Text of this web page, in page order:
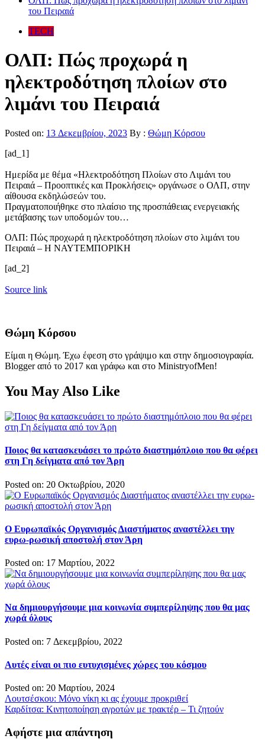
του Πειραιά
TECH
ΟΛΠ: Πώς προχωρά η
ηλεκτροδότηση πλοίων στο
λιμάνι του Πειραιά
Posted on: 13 Δεκεμβρίου, 2023 By : Θώμη Κόρσου
[ad_1]
Ημερίδα με θέμα «Ηλεκτροδότηση Πλοίων στο Λιμάνι του
Πειραιά – Προοπτικές και Προκλήσεις» οργάνωσε ο ΟΛΠ, στην
αίθουσα εκδηλώσεών του.
Πραγματοποιήθηκε στο πλαίσιο της προσπάθειας ενεργειακής
μετάβασης των υποδομών του…
ΟΛΠ: Πώς προχωρά η ηλεκτροδότηση πλοίων στο λιμάνι του
Πειραιά – Η ΝΑΥΤΕΜΠΟΡΙΚΗ
[ad_2]
Source link
Θώμη Κόρσου
Είμαι η Θώμη. Έχω έφεση στο γράψιμο και στην δημοσιογραφία.
Blogger από το 2017 και γράφω και στο MinistryofMen!
You May Also Like
Ποιος θα κατασκευάσει το πρώτο διαστημόπλοιο που θα φέρει
στη Γη δείγματα από τον Άρη
Posted on: 20 Οκτωβρίου, 2020
O Ευρωπαϊκός Οργανισμός Διαστήματος αναστέλλει την
ευρω-ρωσική αποστολή στον Άρη
Posted on: 17 Μαρτίου, 2022
Να δημιουργήσουμε μια κοινωνία συμπερίληψης που θα μας
χωρά όλους
Posted on: 7 Δεκεμβρίου, 2022
Αυτές είναι οι πιο ευτυχισμένες χώρες του κόσμου
Posted on: 20 Μαρτίου, 2024
Πλοήγηση
άρθρων
Λουτσέσκου: Μόνο νίκη κι ας έχουμε προκριθεί
Καρδίτσα: Κινητοποίηση αγροτών με τρακτέρ – Τι ζητούν
Αφήστε μια απάντηση